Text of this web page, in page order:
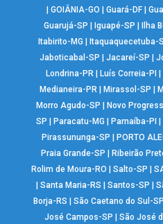
GOIÂNIA-GO Guará-DF|
Guarujá-SP
Iguapé-SP Ilha
Itabirito-MG
Itaquaquecetuba-
Jaboticabal-SP
Jacareí-SP
Londrina-PR| Luís Correia-PI
Medianeira-PR
Mirassol-SP
Morro Agudo-SP
Novo
SP
Paracatu-MG Parnaíba-PI
Pirassununga-SP
PORTO
Praia Grande-SP
Ribeirão
Rolim de Moura-RO
Salto-SP
|Santa Maria-RS |Santos-SP |
Borja-RS
|São Caetano do Sul-SP
José Campos-SP
|São José